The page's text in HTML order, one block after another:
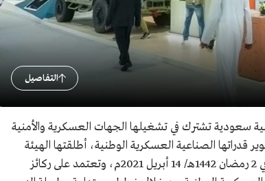
التفاصيل
سعودية تشترك في تشغيلها الجهات العسكرية والأمنية
قدراتها الصناعية العسكرية الوطنية، أطلقتها الهيئة
في 2 رمضان 1442هـ/ 14 أبريل 2021م، وتعتمد على ركائز